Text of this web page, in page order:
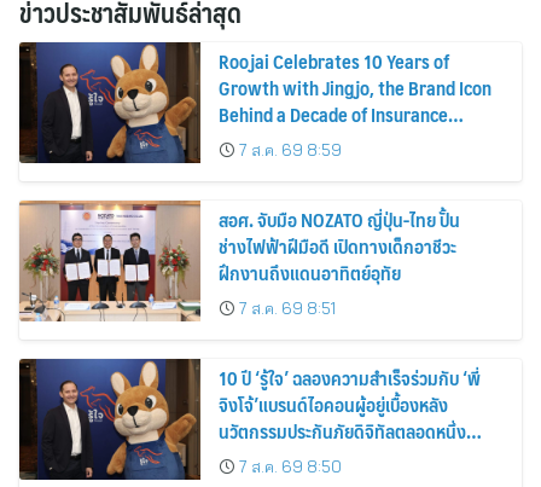
ข่าวประชาสัมพันธ์ล่าสุด
Roojai Celebrates 10 Years of
Growth with Jingjo, the Brand Icon
Behind a Decade of Insurance
Innovation
7 ส.ค. 69 8:59
สอศ. จับมือ NOZATO ญี่ปุ่น-ไทย ปั้น
ช่างไฟฟ้าฝีมือดี เปิดทางเด็กอาชีวะ
ฝึกงานถึงแดนอาทิตย์อุทัย
7 ส.ค. 69 8:51
10 ปี ‘รู้ใจ’ ฉลองความสำเร็จร่วมกับ ‘พี่
จิงโจ้’แบรนด์ไอคอนผู้อยู่เบื้องหลัง
นวัตกรรมประกันภัยดิจิทัลตลอดหนึ่ง
ทศวรรษ
7 ส.ค. 69 8:50